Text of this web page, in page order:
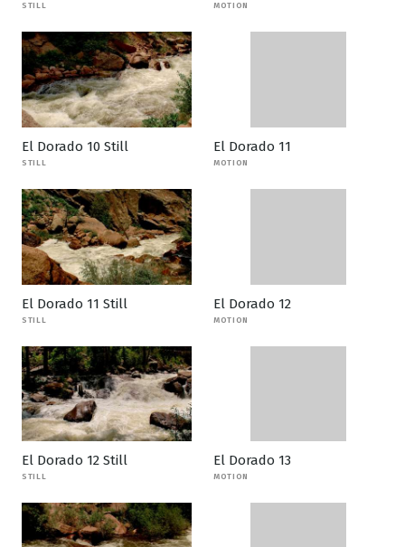
STILL MOTION
El Dorado 10 Still
STILL
El Dorado 11
MOTION
El Dorado 11 Still
STILL
El Dorado 12
MOTION
El Dorado 12 Still
STILL
El Dorado 13
MOTION